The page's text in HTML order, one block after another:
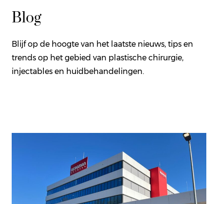
Blog
Blijf op de hoogte van het laatste nieuws, tips en
trends op het gebied van plastische chirurgie,
injectables en huidbehandelingen.